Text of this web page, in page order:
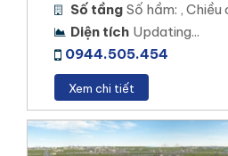
Số tầng Số hầm: , Chiều
Diện tích Updating...
0944.505.454
Xem chi tiết